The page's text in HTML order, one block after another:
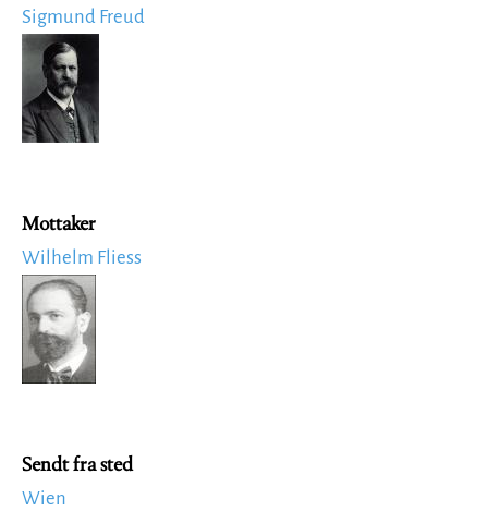
Sigmund Freud
Image
Mottaker
Wilhelm Fliess
Image
Sendt fra sted
Wien